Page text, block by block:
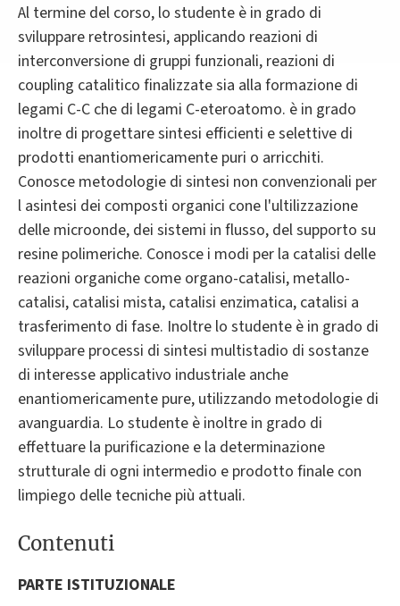
Al termine del corso, lo studente è in grado di
sviluppare retrosintesi, applicando reazioni di
interconversione di gruppi funzionali, reazioni di
coupling catalitico finalizzate sia alla formazione di
legami C-C che di legami C-eteroatomo. è in grado
inoltre di progettare sintesi efficienti e selettive di
prodotti enantiomericamente puri o arricchiti.
Conosce metodologie di sintesi non convenzionali per
l asintesi dei composti organici cone l'ultilizzazione
delle microonde, dei sistemi in flusso, del supporto su
resine polimeriche. Conosce i modi per la catalisi delle
reazioni organiche come organo-catalisi, metallo-
catalisi, catalisi mista, catalisi enzimatica, catalisi a
trasferimento di fase. Inoltre lo studente è in grado di
sviluppare processi di sintesi multistadio di sostanze
di interesse applicativo industriale anche
enantiomericamente pure, utilizzando metodologie di
avanguardia. Lo studente è inoltre in grado di
effettuare la purificazione e la determinazione
strutturale di ogni intermedio e prodotto finale con
limpiego delle tecniche più attuali.
Contenuti
PARTE ISTITUZIONALE